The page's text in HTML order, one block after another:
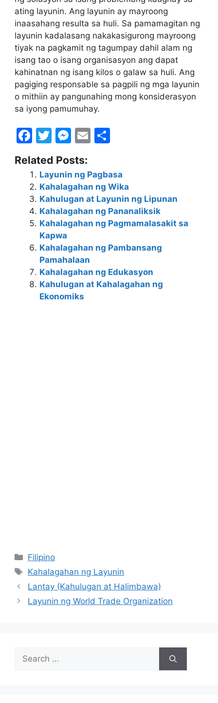
ating layunin. Ang layunin ay mayroong
inaasahang resulta sa huli. Sa pamamagitan ng
layunin kadalasang nakakasigurong mayroong
tiyak na pagkamit ng tagumpay dahil alam ng
isang tao o isang organisasyon ang dapat
kahinatnan ng isang kilos o galaw sa huli. Ang
pagiging responsable sa pagpili ng mga layunin
o mithiin ay pangunahing mong konsiderasyon
sa iyong pamumuhay.
F
c
e
b
o
o
k
T
itt
er
M
s
s
e
n
g
er
E
ai
l
e
Related Posts:
Layunin ng Pagbasa
Kahalagahan ng Wika
Kahulugan at Layunin ng Lipunan
Kahalagahan ng Pananaliksik
Kahalagahan ng Pagmamalasakit sa
Kapwa
Kahalagahan ng Pambansang
Pamahalaan
Kahalagahan ng Edukasyon
Kahulugan at Kahalagahan ng
Ekonomiks
Categories
Filipino
Tags
Kahalagahan ng Layunin
Lantay (Kahulugan at Halimbawa)
Layunin ng World Trade Organization
Search
for: